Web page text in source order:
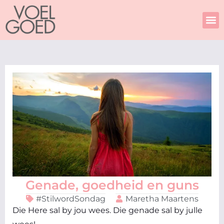
Skip
content
Genade, goedheid en guns
#StilwordSondag
Maretha Maartens
Die Here sal by jou wees. Die genade sal by julle